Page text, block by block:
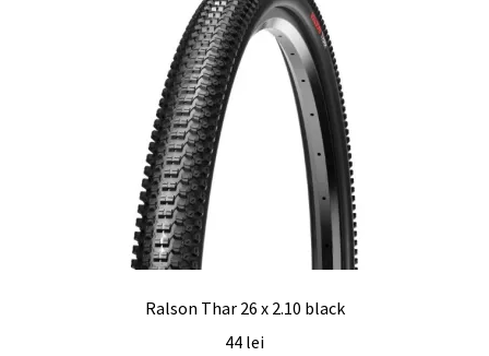
Ralson Thar 26 x 2.10 black
44 lei